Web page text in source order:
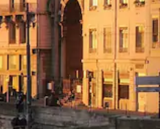
e para baixo do teclado ou tocando